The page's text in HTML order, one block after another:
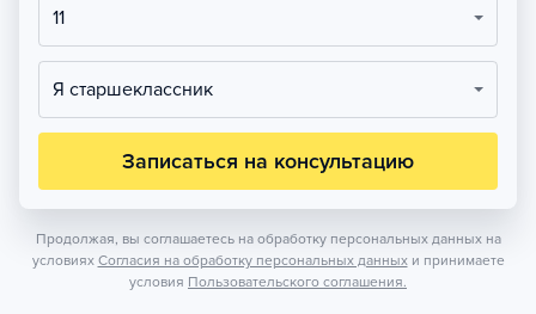
11
Я старшеклассник
Записаться на консультацию
Продолжая, вы соглашаетесь на обработку персональных данных на
условиях Согласия на обработку персональных данных и принимаете
условия Пользовательского соглашения.